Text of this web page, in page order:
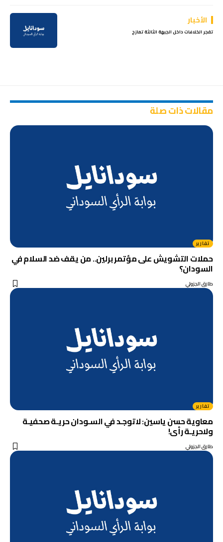
الأخبار
تفجر الخلافات داخل الجبهة الثالثة تمازج
مقالات ذات صلة
تقارير
حملات التشويش على مؤتمر برلين.. من يقف ضد السلام في
السودان؟
طارق الجزولي
تقارير
معاوية حسن ياسين: لاتوجـد في السـودان حريـة صحفيـة
ولاحريـة رأى!
طارق الجزولي